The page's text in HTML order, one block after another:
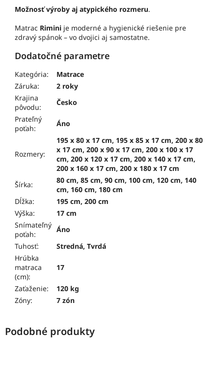
Možnosť výroby aj atypického rozmeru.
Matrac Rimini je moderné a hygienické riešenie pre
zdravý spánok – vo dvojici aj samostatne.
Dodatočné parametre
Kategória:
Matrace
Záruka:
2 roky
Krajina
pôvodu:
Česko
Prateľný
poťah:
Áno
Rozmery:
195 x 80 x 17 cm, 195 x 85 x 17 cm, 200 x 80
x 17 cm, 200 x 90 x 17 cm, 200 x 100 x 17
cm, 200 x 120 x 17 cm, 200 x 140 x 17 cm,
200 x 160 x 17 cm, 200 x 180 x 17 cm
Šírka:
80 cm, 85 cm, 90 cm, 100 cm, 120 cm, 140
cm, 160 cm, 180 cm
Dĺžka:
195 cm, 200 cm
Výška:
17 cm
Snímateľný
poťah:
Áno
Tuhosť:
Stredná, Tvrdá
Hrúbka
matraca
(cm):
17
Zaťaženie:
120 kg
Zóny: 7 zón